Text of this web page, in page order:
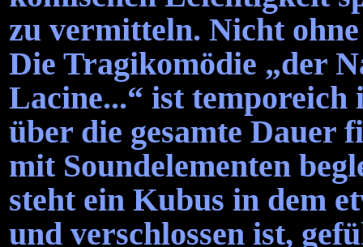
zu vermitteln. Nicht
Die Tragikomödie „der
Lacine...“ ist
über die gesamte Dauer
mit Soundelementen
steht ein Kubus in dem
und verschlossen ist,